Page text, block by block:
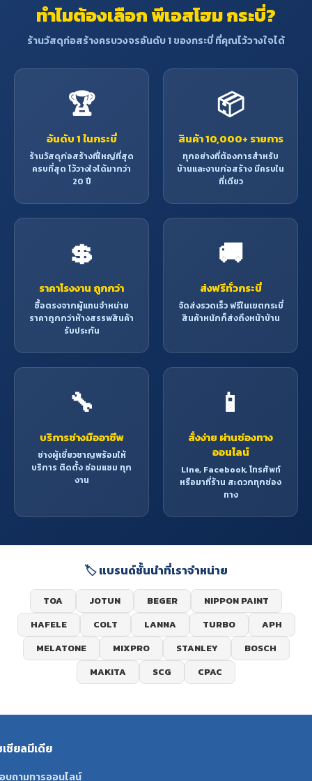
ทำไมต้องเลือก พีเอสโฮม กระบี่?
ร้านวัสดุก่อสร้างครบวงจรอันดับ 1 ของกระบี่ ที่คุณไว้วางใจได้
🏆
อันดับ 1 ในกระบี่
ร้านวัสดุก่อสร้างที่ใหญ่ที่สุด
ครบที่สุด ไว้วางใจได้มากว่า
20 ปี
📦
สินค้า 10,000+ รายการ
ทุกอย่างที่ต้องการสำหรับ
บ้านและงานก่อสร้าง มีครบใน
ที่เดียว
💲
ราคาโรงงาน ถูกกว่า
ซื้อตรงจากผู้แทนจำหน่าย
ราคาถูกกว่าห้างสรรพสินค้า
รับประกัน
🚚
ส่งฟรีทั่วกระบี่
จัดส่งรวดเร็ว ฟรีในเขตกระบี่
สินค้าหนักก็ส่งถึงหน้าบ้าน
🔧
บริการช่างมืออาชีพ
ช่างผู้เชี่ยวชาญพร้อมให้
บริการ ติดตั้ง ซ่อมแซม ทุก
งาน
📱
สั่งง่าย ผ่านช่องทาง
ออนไลน์
Line, Facebook, โทรศัพท์
หรือมาที่ร้าน สะดวกทุกช่อง
ทาง
🏷️ แบรนด์ชั้นนำที่เราจำหน่าย
TOA JOTUN BEGER
NIPPON PAINT
HAFELE
COLT LANNA TURBO
APH
MELATONE
MIXPRO STANLEY
BOSCH
MAKITA
SCG CPAC
เชียลมีเดีย
บถามทารออนไลน์